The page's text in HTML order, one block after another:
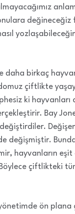
değineceğiz
daha birkaç
çiftlikte
ki hayvanları
Bay
değişmiştir.
hayvanların
çiftlikteki
ön plana